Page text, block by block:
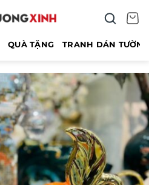
QUÀ TẶNG TRANH DÁN